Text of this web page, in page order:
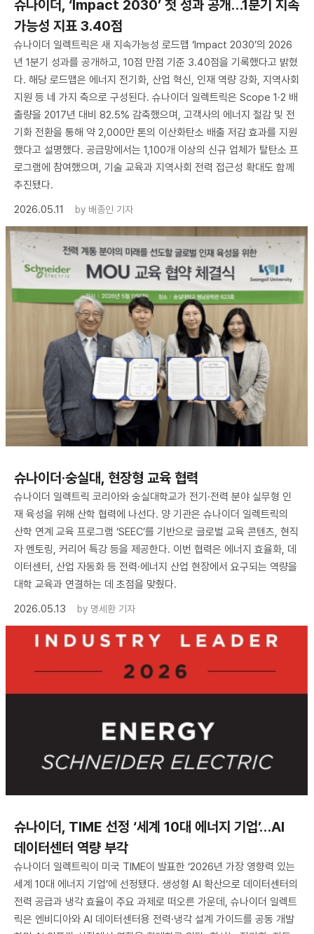
슈나이더, ‘Impact 2030’ 첫 성과 공개…1분기 지속
가능성 지표 3.40점
슈나이더 일렉트릭은 새 지속가능성 로드맵 ‘Impact 2030’의 2026
년 1분기 성과를 공개하고, 10점 만점 기준 3.40점을 기록했다고 밝혔
다. 해당 로드맵은 에너지 전기화, 산업 혁신, 인재 역량 강화, 지역사회
지원 등 네 가지 축으로 구성된다. 슈나이더 일렉트릭은 Scope 1·2 배
출량을 2017년 대비 82.5% 감축했으며, 고객사의 에너지 절감 및 전
기화 전환을 통해 약 2,000만 톤의 이산화탄소 배출 저감 효과를 지원
했다고 설명했다. 공급망에서는 1,100개 이상의 신규 업체가 탈탄소 프
로그램에 참여했으며, 기술 교육과 지역사회 전력 접근성 확대도 함께
추진됐다.
2026.05.11
by 배종인 기자
슈나이더·숭실대, 현장형 교육 협력
슈나이더 일렉트릭 코리아와 숭실대학교가 전기·전력 분야 실무형 인
재 육성을 위해 산학 협력에 나선다. 양 기관은 슈나이더 일렉트릭의
산학 연계 교육 프로그램 ‘SEEC’를 기반으로 글로벌 교육 콘텐츠, 현직
자 멘토링, 커리어 특강 등을 제공한다. 이번 협력은 에너지 효율화, 데
이터센터, 산업 자동화 등 전력·에너지 산업 현장에서 요구되는 역량을
대학 교육과 연결하는 데 초점을 맞췄다.
2026.05.13
by 명세환 기자
슈나이더, TIME 선정 ‘세계 10대 에너지 기업’…AI
데이터센터 역량 부각
슈나이더 일렉트릭이 미국 TIME이 발표한 ‘2026년 가장 영향력 있는
세계 10대 에너지 기업’에 선정됐다. 생성형 AI 확산으로 데이터센터의
전력 공급과 냉각 효율이 주요 과제로 떠오른 가운데, 슈나이더 일렉트
릭은 엔비디아와 AI 데이터센터용 전력·냉각 설계 가이드를 공동 개발